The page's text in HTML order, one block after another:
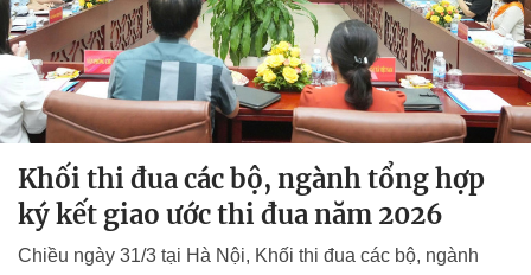
Khối thi đua các bộ, ngành tổng hợp
ký kết giao ước thi đua năm 2026
Chiều ngày 31/3 tại Hà Nội, Khối thi đua các bộ, ngành